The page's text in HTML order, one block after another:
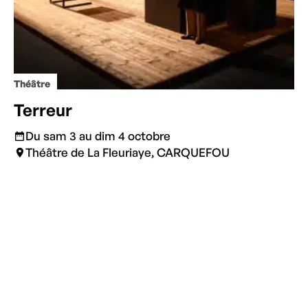
Théâtre
Terreur
Du sam 3 au dim 4 octobre
Théâtre de La Fleuriaye, CARQUEFOU